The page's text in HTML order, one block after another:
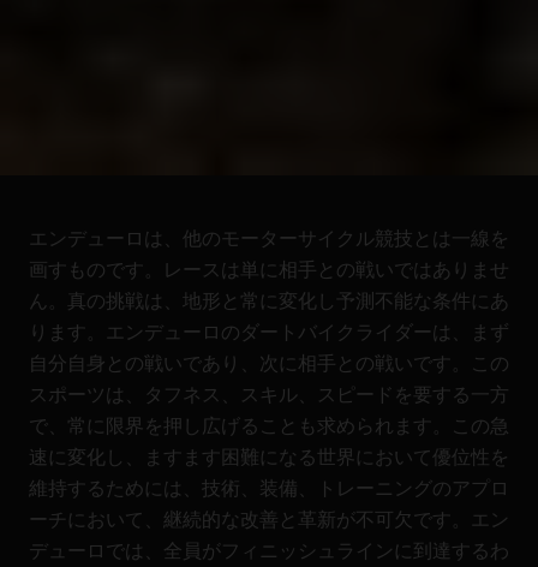
エンデューロは、他のモーターサイクル競技とは一線を
画すものです。レースは単に相手との戦いではありませ
ん。真の挑戦は、地形と常に変化し予測不能な条件にあ
ります。エンデューロのダートバイクライダーは、まず
自分自身との戦いであり、次に相手との戦いです。この
スポーツは、タフネス、スキル、スピードを要する一方
で、常に限界を押し広げることも求められます。この急
速に変化し、ますます困難になる世界において優位性を
維持するためには、技術、装備、トレーニングのアプロ
ーチにおいて、継続的な改善と革新が不可欠です。エン
デューロでは、全員がフィニッシュラインに到達するわ